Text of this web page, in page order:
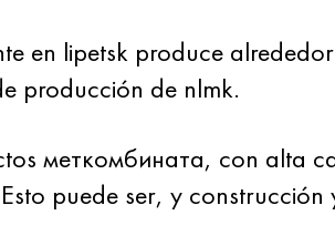
en lipetsk produce
producción de nlmk.
меткомбината, con alta
puede ser, y